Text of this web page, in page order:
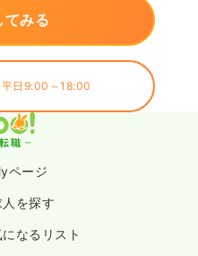
てみる
平日9:00～18:00
ページ
人を探す
になるリスト